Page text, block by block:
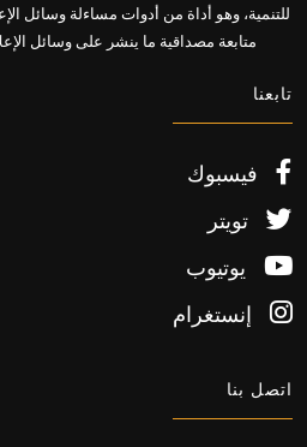
للتنمية، وهو أداة من أدوات مساءلة وسائل
متابعة مصداقية ما ينشر على وسائل
تابعنا
فيسبوك
تويتر
يوتيوب
إنستغرام
اتصل بنا